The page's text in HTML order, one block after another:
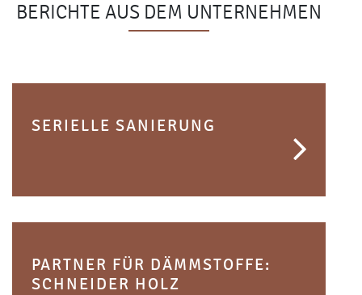
BERICHTE AUS DEM UNTERNEHMEN
SERIELLE SANIERUNG
PARTNER FÜR DÄMMSTOFFE:
SCHNEIDER HOLZ